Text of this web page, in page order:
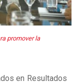
promover la
en Resultados